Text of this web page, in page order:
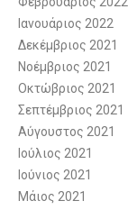
Ιανουάριος 2022
Δεκέμβριος 2021
Νοέμβριος 2021
Οκτώβριος 2021
Σεπτέμβριος 2021
Αύγουστος 2021
Ιούλιος 2021
Ιούνιος 2021
Μάιος 2021